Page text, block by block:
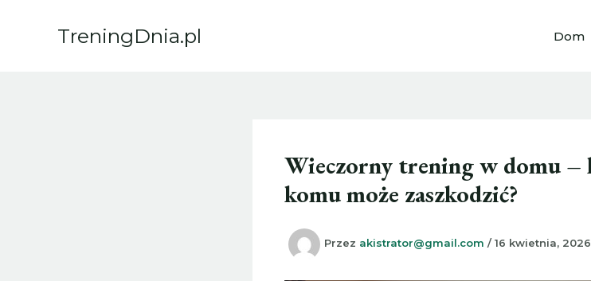
TreningDnia.pl Dom
Wieczorny trening w domu –
komu może zaszkodzić?
Przez akistrator@gmail.com /16 kwietnia, 2026